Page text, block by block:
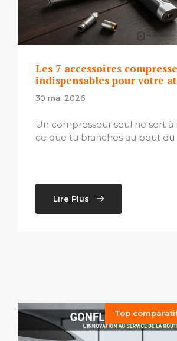
Les 7 accessoires
indispensables pour votre
30 mai 2026
Un compresseur seul ne sert à
ce que tu branches au bout du
Lire Plus
Top